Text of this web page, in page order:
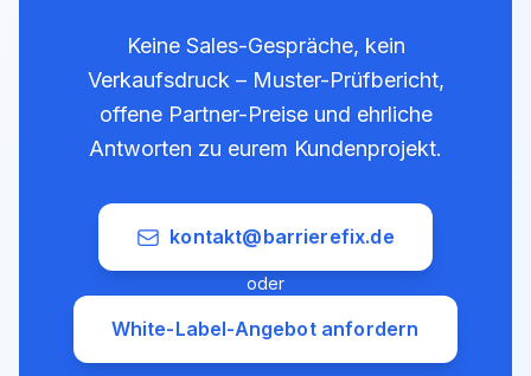
Keine Sales-Gespräche, kein
Verkaufsdruck – Muster-Prüfbericht,
offene Partner-Preise und ehrliche
Antworten zu eurem Kundenprojekt.
kontakt@barrierefix.de
oder
White-Label-Angebot anfordern